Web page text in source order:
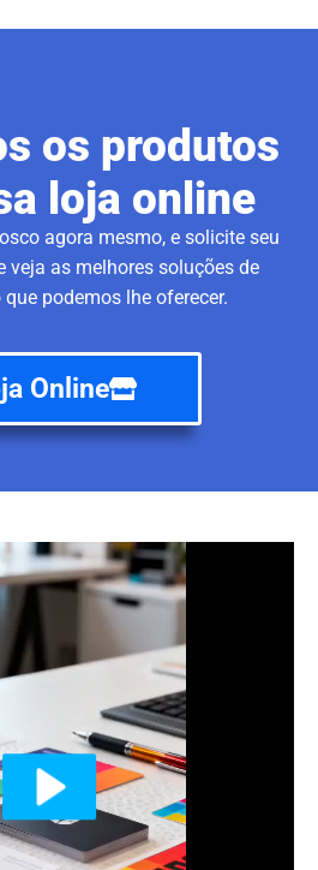
os produtos
loja online
agora mesmo, e solicite seu
veja as melhores soluções de
podemos lhe oferecer.
Online